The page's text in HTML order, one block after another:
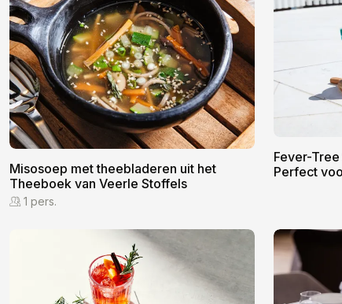
Misosoep met theebladeren uit het
Theeboek van Veerle Stoffels
1 pers.
Fever-
Perfect